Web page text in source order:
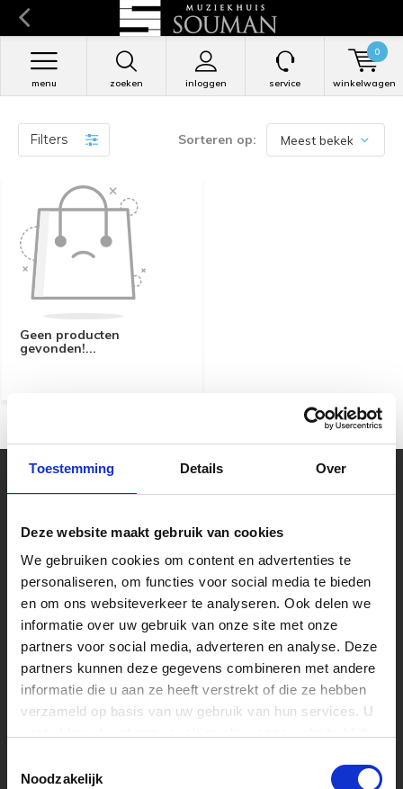
Toestemming Details Over
Deze website maakt gebruik van cookies
We gebruiken cookies om content en advertenties te
personaliseren, om functies voor social media te bieden
en om ons websiteverkeer te analyseren. Ook delen we
informatie over uw gebruik van onze site met onze
partners voor social media, adverteren en analyse. Deze
partners kunnen deze gegevens combineren met andere
informatie die u aan ze heeft verstrekt of die ze hebben
verzameld op basis van uw gebruik van hun services. U
Noodzakelijk
zoeken inloggen
menu service winkelwagen
0
Filters Sorteren op:
Geen producten
gevonden!...
Souman is zeker met de tijd mee gegaan!
onze muziekwinkel van 2000m2 vlakbij
Zwolle. Laat u adviseren over een nieuwe
piano of test zelf één van de speelklare
gitaren.
Volg ons
Ontvang de nieuwste aanbiedingen en